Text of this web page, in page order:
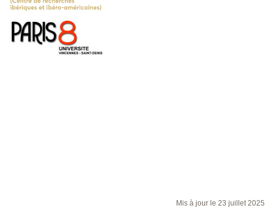
Mis à jour le 23 juillet 2025